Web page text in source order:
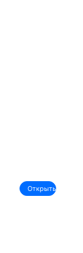
Открыть